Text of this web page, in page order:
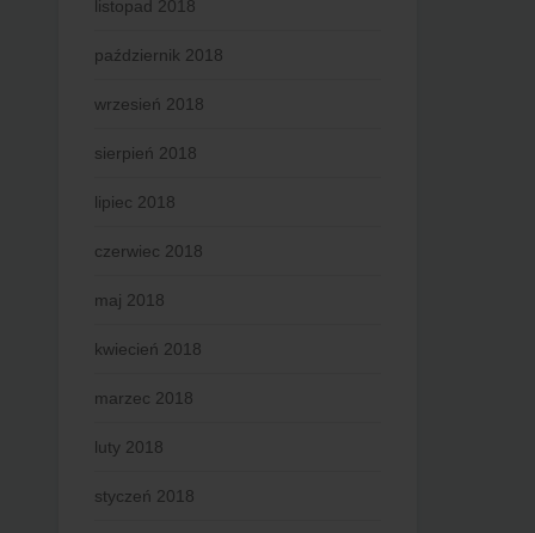
listopad 2018
październik 2018
wrzesień 2018
sierpień 2018
lipiec 2018
czerwiec 2018
maj 2018
kwiecień 2018
marzec 2018
luty 2018
styczeń 2018